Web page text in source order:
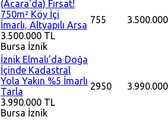
(Acara'da) Fırsat!
750m² Köy İçi
İmarlı, Altyapılı Arsa
3.500.000 TL
Bursa İznik
755
İznik Elmalı’da Doğa
İçinde Kadastral
Yola Yakın %5 İmarlı
Tarla
3.990.000 TL
Bursa İznik
2950